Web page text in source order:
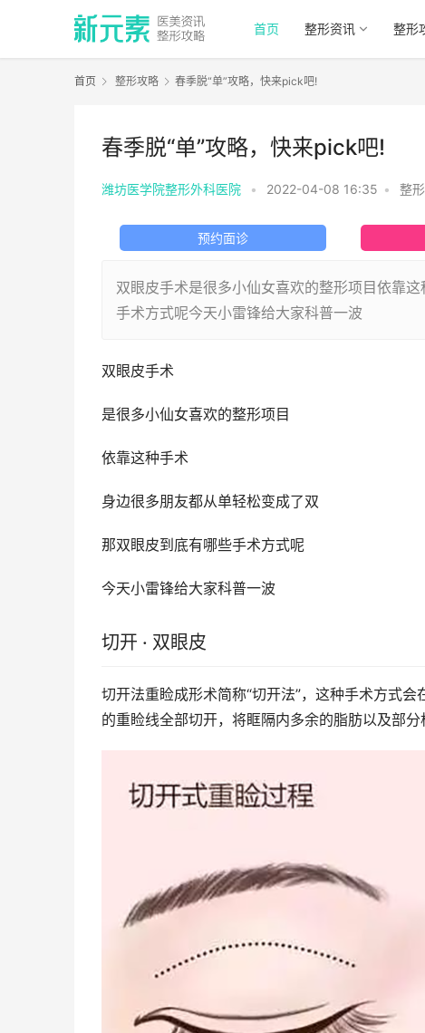
首页 整形资讯 整形
首页 整形攻略 春季脱“单”攻略，快来pick吧!
春季脱“单”攻略，快来pick吧!
潍坊医学院整形外科医院 • 2022-04-08 16:35 • 整
预约面诊
双眼皮手术是很多小仙女喜欢的整形项目依靠
手术方式呢今天小雷锋给大家科普一波
双眼皮手术
是很多小仙女喜欢的整形项目
依靠这种手术
身边很多朋友都从单轻松变成了双
那双眼皮到底有哪些手术方式呢
今天小雷锋给大家科普一波
切开 · 双眼皮
切开法重睑成形术简称“切开法”，这种手术方式
的重睑线全部切开，将眶隔内多余的脂肪以及部